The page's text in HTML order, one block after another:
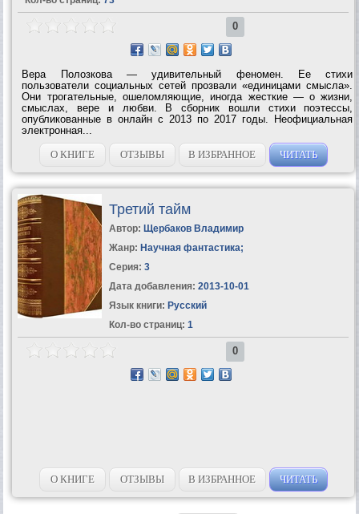
0
Вера Полозкова — удивительный феномен. Ее стихи
пользователи социальных сетей прозвали «единицами смысла».
Они трогательные, ошеломляющие, иногда жесткие — о жизни,
смыслах, вере и любви. В сборник вошли стихи поэтессы,
опубликованные в онлайн с 2013 по 2017 годы. Неофициальная
электронная...
О КНИГЕ
ОТЗЫВЫ В ИЗБРАННОЕ ЧИТАТЬ
Третий тайм
Автор: Щербаков Владимир
Жанр: Научная фантастика;
Серия: 3
Дата добавления: 2013-10-01
Язык книги: Русский
Кол-во страниц: 1
0
О КНИГЕ ОТЗЫВЫ В ИЗБРАННОЕ ЧИТАТЬ